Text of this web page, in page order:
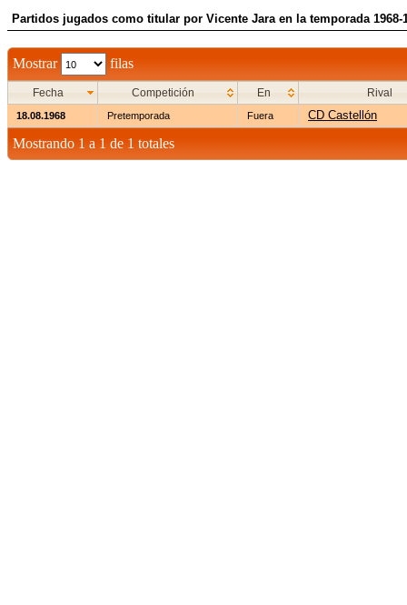
Partidos jugados como titular por Vicente Jara en la temporada 1968-
Mostrar filas
Fecha Competición En Rival
18.08.1968 Pretemporada Fuera CD Castellón
Mostrando 1 a 1 de 1 totales